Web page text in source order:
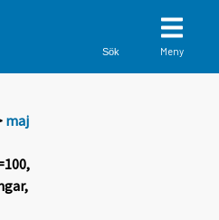
Sök Meny
maj